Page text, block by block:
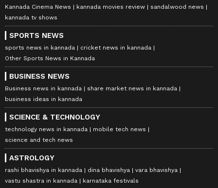
Kannada Cinema News kannada movies review
sandalwood news
kannada tv shows
SPORTS NEWS
sports news in kannada
cricket news in kannada
Other Sports News in Kannada
BUSINESS NEWS
Business news in kannada
share market news in kannada
business ideas in kannada
SCIENCE & TECHNOLOGY
technology news in kannada
mobile tech news
science and tech news
ASTROLOGY
rashi bhavishya in kannada dina bhavishya
vara bhavishya
vastu shastra in kannada
karnataka festivals